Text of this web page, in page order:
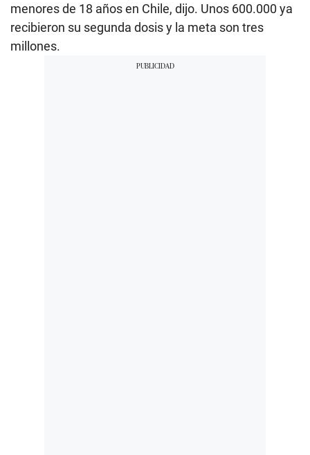
menores de 18 años en Chile, dijo. Unos 600.000 ya
recibieron su segunda dosis y la meta son tres
millones.